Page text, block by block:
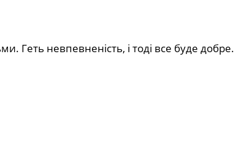
Геть невпевненість, і тоді все буде добре.